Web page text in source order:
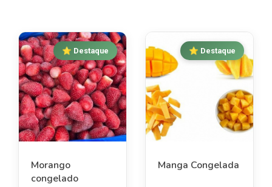
⭐ Destaque
Morango
congelado
⭐ Destaque
Manga Congelada